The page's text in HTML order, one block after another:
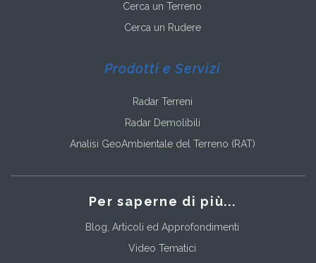
Cerca un Terreno
Cerca un Rudere
Prodotti e Servizi
Radar Terreni
Radar Demolibili
Analisi GeoAmbientale del Terreno (RAT)
Per saperne di più...
Blog, Articoli ed Approfondimenti
Video Tematici